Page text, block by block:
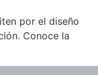
por el diseño
Conoce la